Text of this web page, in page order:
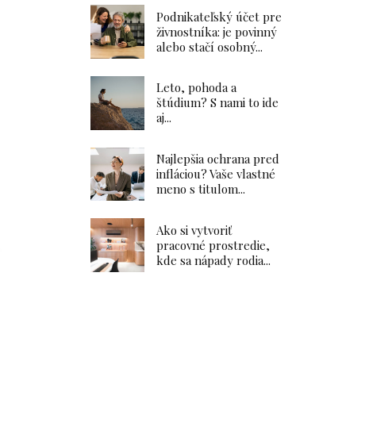
Podnikateľský účet pre
živnostníka: je povinný
alebo stačí osobný...
Leto, pohoda a
štúdium? S nami to ide
aj...
Najlepšia ochrana pred
infláciou? Vaše vlastné
meno s titulom...
Ako si vytvoriť
pracovné prostredie,
kde sa nápady rodia...